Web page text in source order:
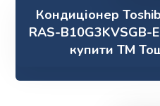
Кондиціонер
RAS-B10G3KVSGB-
купити ТМ